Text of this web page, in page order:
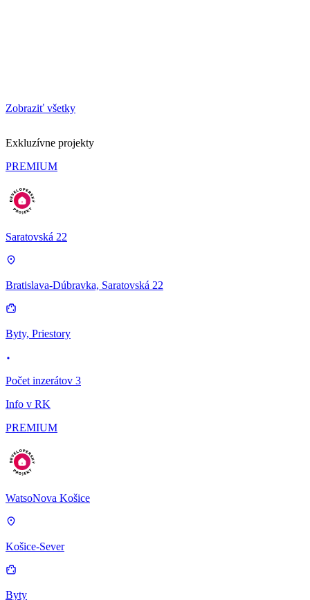
Zobraziť všetky
Exkluzívne projekty
PREMIUM
Saratovská 22
Bratislava-Dúbravka, Saratovská 22
Byty, Priestory
Počet inzerátov 3
Info v RK
PREMIUM
WatsoNova Košice
Košice-Sever
Byty